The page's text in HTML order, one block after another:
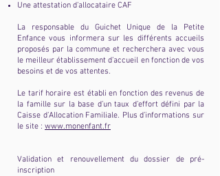
Une attestation d’allocataire CAF
La responsable du Guichet Unique de la Petite
Enfance vous informera sur les différents accueils
proposés par la commune et recherchera avec vous
le meilleur établissement d’accueil en fonction de vos
besoins et de vos attentes.
Le tarif horaire est établi en fonction des revenus de
la famille sur la base d’un taux d’effort défini par la
Caisse d’Allocation Familiale. Plus d’informations sur
le site : www.monenfant.fr
Validation et renouvellement du dossier de pré-
inscription